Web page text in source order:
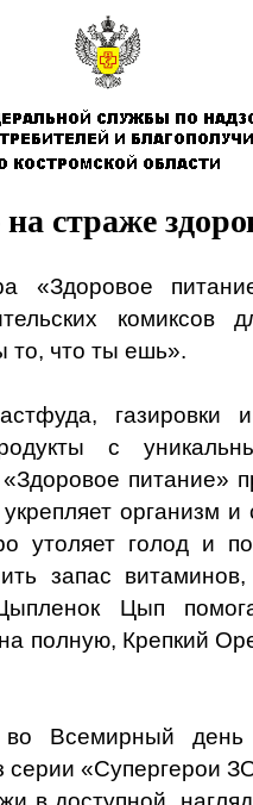
страже
«Здоровое
то, что ты ешь».
газировки
с
питание»
организм и
утоляет голод и
запас
Цып
полную, Крепкий
Всемирный день
серии «Супергерои